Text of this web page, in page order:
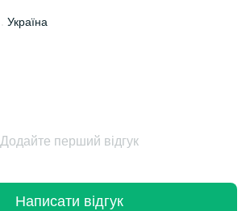
Україна
Додайте перший відгук
Написати відгук